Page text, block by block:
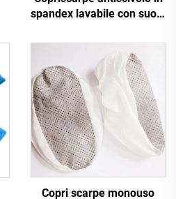
spandex lavabile con suola
Copri scarpe monouso